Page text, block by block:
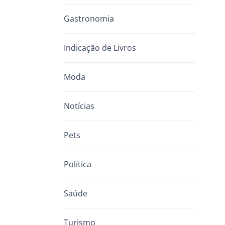
Gastronomia
Indicação de Livros
Moda
Notícias
Pets
Política
Saúde
Turismo